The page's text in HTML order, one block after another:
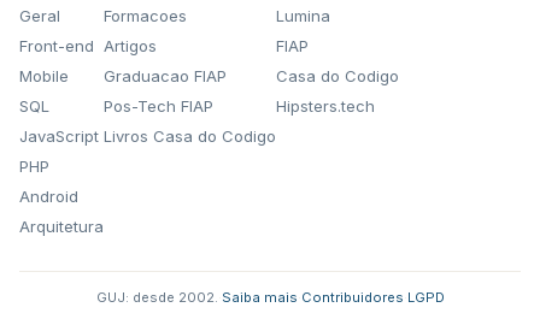
Geral
Front-end
Mobile
SQL
JavaScript
PHP
Android
Arquitetura
Formacoes
Artigos
Graduacao FIAP
Pos-Tech FIAP
Livros Casa do Codigo
Lumina
FIAP
Casa do Codigo
Hipsters.tech
GUJ: desde 2002. Saiba mais Contribuidores LGPD